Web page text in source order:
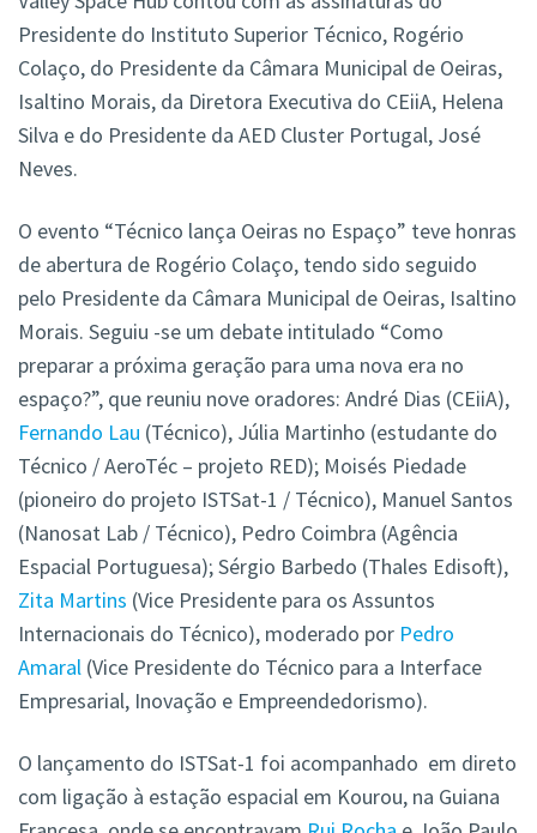
Presidente do Instituto Superior Técnico, Rogério
Colaço, do Presidente da Câmara Municipal de Oeiras,
Isaltino Morais, da Diretora Executiva do CEiiA, Helena
Silva e do Presidente da AED Cluster Portugal, José
Neves.
O evento “Técnico lança Oeiras no Espaço” teve honras
de abertura de Rogério Colaço, tendo sido seguido
pelo Presidente da Câmara Municipal de Oeiras, Isaltino
Morais. Seguiu -se um debate intitulado “Como
preparar a próxima geração para uma nova era no
espaço?”, que reuniu nove oradores: André Dias (CEiiA),
Fernando Lau (Técnico), Júlia Martinho (estudante do
Técnico / AeroTéc – projeto RED); Moisés Piedade
(pioneiro do projeto ISTSat-1 / Técnico), Manuel Santos
(Nanosat Lab / Técnico), Pedro Coimbra (Agência
Espacial Portuguesa); Sérgio Barbedo (Thales Edisoft),
Zita Martins (Vice Presidente para os Assuntos
Internacionais do Técnico), moderado por Pedro
Amaral (Vice Presidente do Técnico para a Interface
Empresarial, Inovação e Empreendedorismo).
O lançamento do ISTSat-1 foi acompanhado em direto
com ligação à estação espacial em Kourou, na Guiana